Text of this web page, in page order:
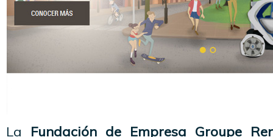
La Fundación de Empresa Groupe